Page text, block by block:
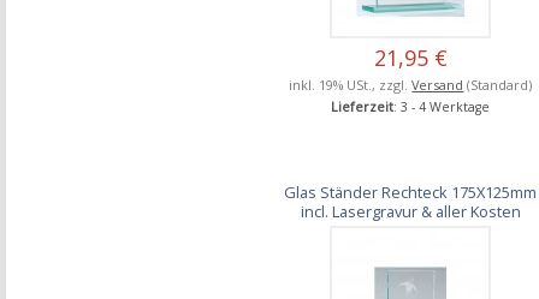
21,95 €
inkl. 19% USt., zzgl.Versand (Standard)
Lieferzeit: 3 - 4 Werktage
Glas Ständer Rechteck 175X125mm
incl. Lasergravur & aller Kosten